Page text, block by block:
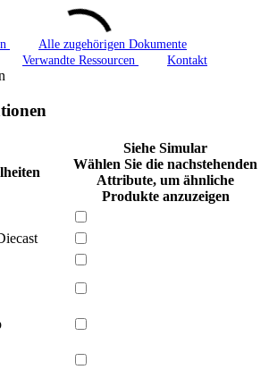
Alle zugehörigen Dokumente
Verwandte Ressourcen Kontakt
Siehe Simular
Wählen Sie die nachstehenden
Attribute, um ähnliche
Produkte anzuzeigen